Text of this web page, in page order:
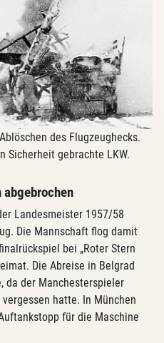
des Flugzeughecks.
Sicherheit gebrachte LKW.
Landesmeister 1957/58
Die Mannschaft flog damit
bei „Roter Stern
Die Abreise in Belgrad
da der Manchesterspieler
hatte. In München
für die Maschine